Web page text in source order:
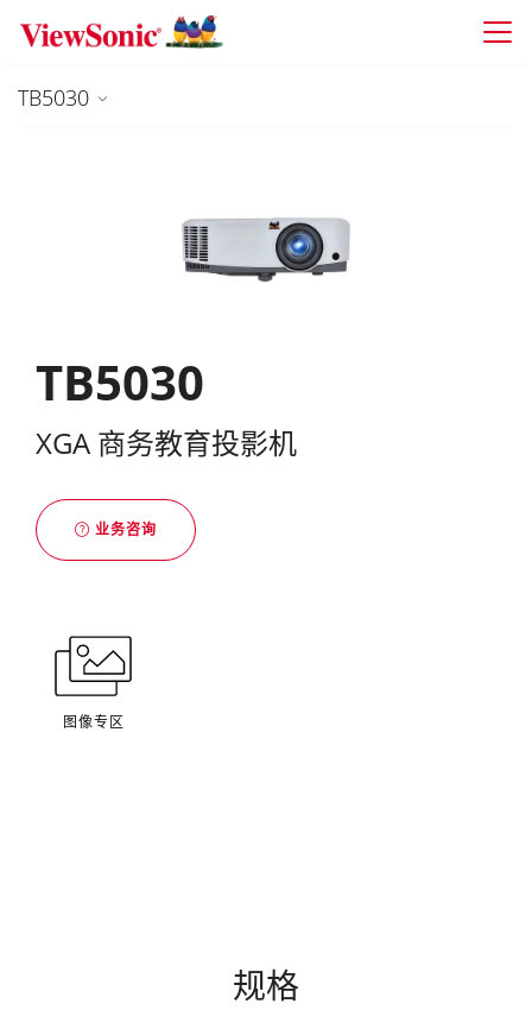
Skip to main content
TB5030
TB5030
XGA 商务教育投影机
业务咨询
图像专区
规格